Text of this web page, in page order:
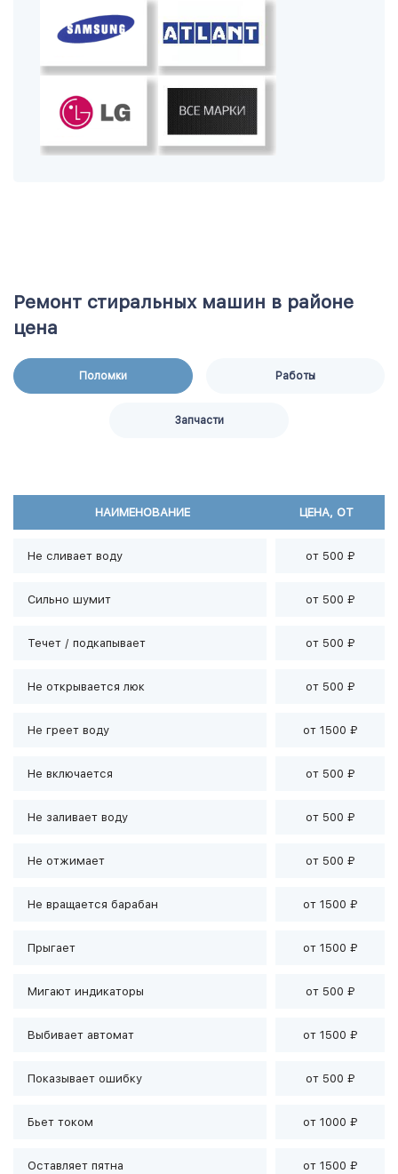
Ремонт стиральных машин в районе
цена
Поломки Работы
Запчасти
НАИМЕНОВАНИЕ ЦЕНА, ОТ
Не сливает воду от 500 ₽
Сильно шумит от 500 ₽
Течет / подкапывает от 500 ₽
Не открывается люк от 500 ₽
Не греет воду от 1500 ₽
Не включается от 500 ₽
Не заливает воду от 500 ₽
Не отжимает от 500 ₽
Не вращается барабан от 1500 ₽
Прыгает от 1500 ₽
Мигают индикаторы от 500 ₽
Выбивает автомат от 1500 ₽
Показывает ошибку от 500 ₽
Бьет током от 1000 ₽
Оставляет пятна от 1500 ₽